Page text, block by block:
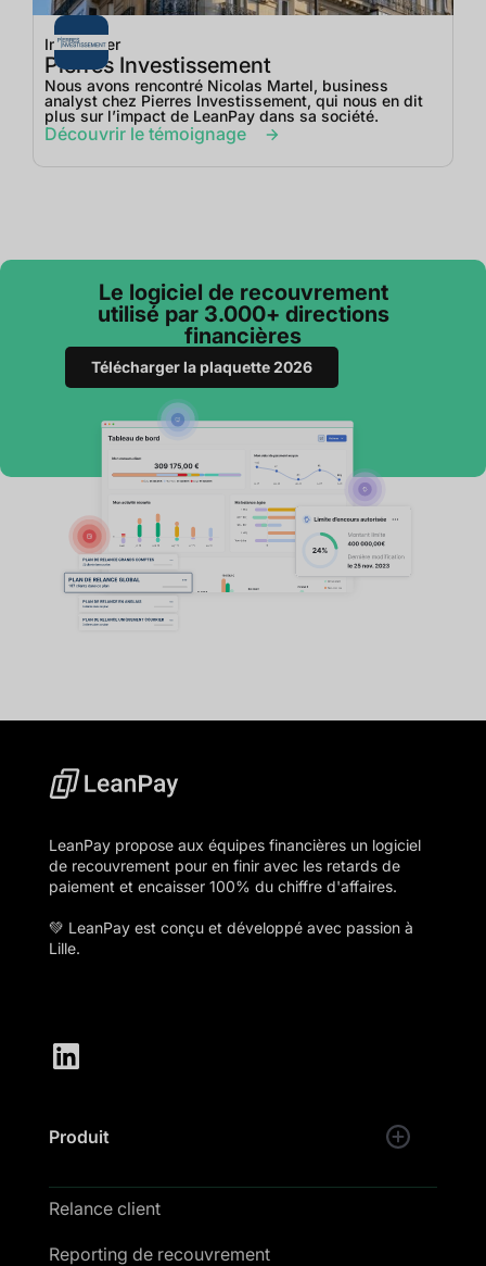
Immobilier
Pierres Investissement
Nous avons rencontré Nicolas Martel, business
analyst chez Pierres Investissement, qui nous en dit
plus sur l’impact de LeanPay dans sa société.
Découvrir le témoignage
Le logiciel de recouvrement
utilisé par 3.000+ directions
financières
Télécharger la plaquette 2026
LeanPay propose aux équipes financières un logiciel
de recouvrement pour en finir avec les retards de
paiement et encaisser 100% du chiffre d'affaires.
💚 LeanPay est conçu et développé avec passion à
Lille.
Produit
Relance client
Reporting de recouvrement